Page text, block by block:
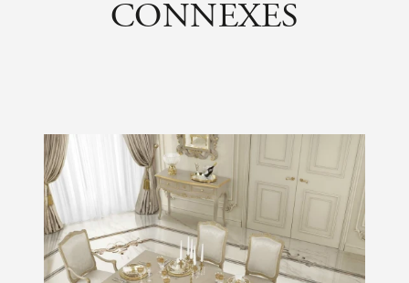
CONNEXES